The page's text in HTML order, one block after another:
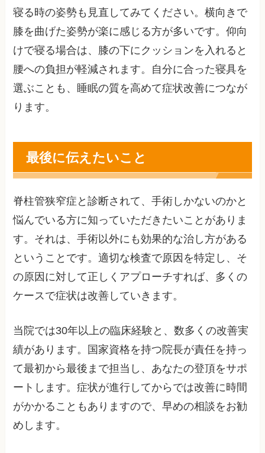
寝る時の姿勢も見直してみてください。横向きで
膝を曲げた姿勢が楽に感じる方が多いです。仰向
けで寝る場合は、膝の下にクッションを入れると
腰への負担が軽減されます。自分に合った寝具を
選ぶことも、睡眠の質を高めて症状改善につなが
ります。
最後に伝えたいこと
脊柱管狭窄症と診断されて、手術しかないのかと
悩んでいる方に知っていただきたいことがありま
す。それは、手術以外にも効果的な治し方がある
ということです。適切な検査で原因を特定し、そ
の原因に対して正しくアプローチすれば、多くの
ケースで症状は改善していきます。
当院では30年以上の臨床経験と、数多くの改善実
績があります。国家資格を持つ院長が責任を持っ
て最初から最後まで担当し、あなたの登頂をサポ
ートします。症状が進行してからでは改善に時間
がかかることもありますので、早めの相談をお勧
めします。